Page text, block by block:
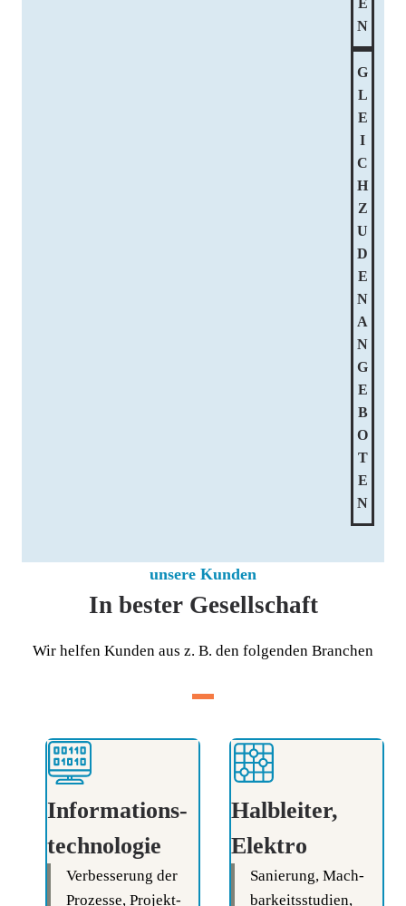
E
N
G
L
E
I
C
H
Z
U
D
E
N
A
N
G
E
B
O
T
E
N
unsere Kunden
In bester Gesellschaft
Wir hel­fen Kun­den aus z. B. den fol­gen­den Branchen
Informations-
technologie
Ver­bes­se­rung der
Pro­zes­se, Pro­jekt­
Halbleiter,
Elektro
Sanie­rung, Mach­
bar­keits­stu­di­en,